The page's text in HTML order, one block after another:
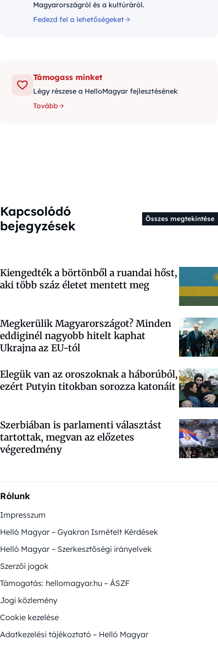
Magyarországról és a kultúráról.
Fedezd fel a lehetőségeket
Támogass minket
Légy részese a HelloMagyar fejlesztésének
Tovább
Kapcsolódó
bejegyzések
Összes megtekintése
Kiengedték a börtönből a ruandai hőst,
aki több száz életet mentett meg
Megkerülik Magyarországot? Minden
eddiginél nagyobb hitelt kaphat
Ukrajna az EU-tól
Elegük van az oroszoknak a háborúból,
ezért Putyin titokban sorozza katonáit
Szerbiában is parlamenti választást
tartottak, megvan az előzetes
végeredmény
Rólunk
Impresszum
Helló Magyar – Gyakran Ismételt Kérdések
Helló Magyar – Szerkesztőségi irányelvek
Szerzői jogok
Támogatás: hellomagyar.hu – ÁSZF
Jogi közlemény
Cookie kezelése
Adatkezelési tájékoztató – Helló Magyar